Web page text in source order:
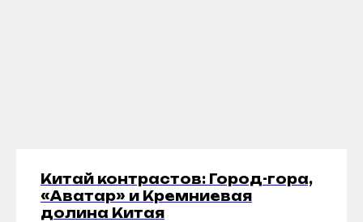
Китай контрастов: Город-гора,
«Аватар» и Кремниевая
долина Китая